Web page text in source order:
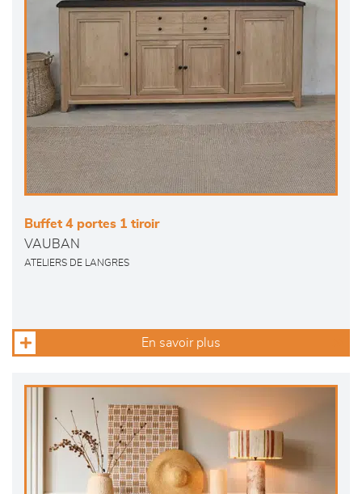
Buffet 4 portes 1 tiroir
VAUBAN
ATELIERS DE LANGRES
En savoir plus